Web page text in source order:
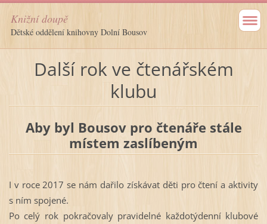
Knižní doupě
Dětské oddělení knihovny Dolní Bousov
Další rok ve čtenářském
klubu
Aby byl Bousov pro čtenáře stále
místem zaslíbeným
I v roce 2017 se nám dařilo získávat děti pro čtení a aktivity
s ním spojené.
Po celý rok pokračovaly pravidelné každotýdenní klubové